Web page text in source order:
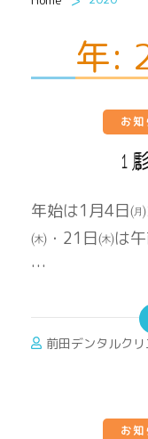
年:
お知
㋀
年始は1月4日
㈭・21日㈭は
…
前田デンタルクリ
お知